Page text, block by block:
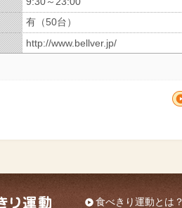
有（50台）
http://www.bellver.jp/
食べきり運動とは